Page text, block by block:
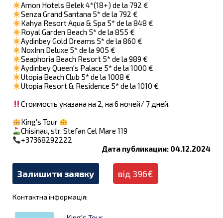
Amon Hotels Belek 4*(18+) de la 792 €
Senza Grand Santana 5* de la 792 €
Kahya Resort Aqua & Spa 5* de la 848 €
Royal Garden Beach 5* de la 855 €
Aydinbey Gold Dreams 5* de la 860 €
NoxInn Deluxe 5* de la 905 €
Seaphoria Beach Resort 5* de la 989 €
Aydinbey Queen's Palace 5* de la 1000 €
Utopia Beach Club 5* de la 1008 €
Utopia Resort & Residence 5* de la 1010 €
Стоимость указана на 2, на 6 ночей/ 7 дней.
King's Tour
Chisinau, str. Stefan Cel Mare 119
+37368292222
Дата публикации: 04.12.2024
Залишити заявку від 396€
Контактна інформація: